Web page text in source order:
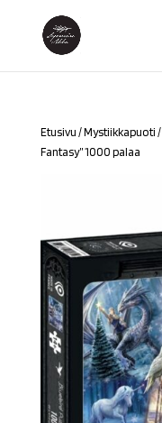
Etusivu /Mystiikkapuoti /
Fantasy” 1000 palaa